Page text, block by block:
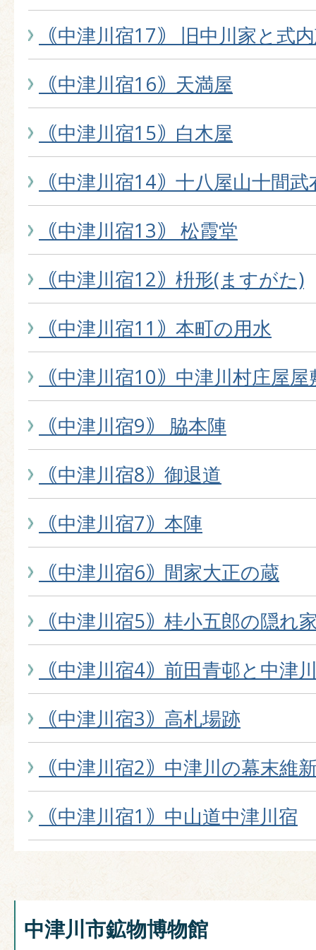
｟中津川宿17｠ 旧中川家と式
｟中津川宿16｠天満屋
｟中津川宿15｠白木屋
｟中津川宿14｠十八屋山十間
｟中津川宿13｠ 松霞堂
｟中津川宿12｠枡形(ますがた)
｟中津川宿11｠本町の用水
｟中津川宿10｠中津川村庄屋屋
｟中津川宿9｠ 脇本陣
｟中津川宿8｠御退道
｟中津川宿7｠本陣
｟中津川宿6｠間家大正の蔵
｟中津川宿5｠桂小五郎の隠れ
｟中津川宿4｠前田青邨と中津
｟中津川宿3｠高札場跡
｟中津川宿2｠中津川の幕末維
｟中津川宿1｠中山道中津川宿
中津川市鉱物博物館